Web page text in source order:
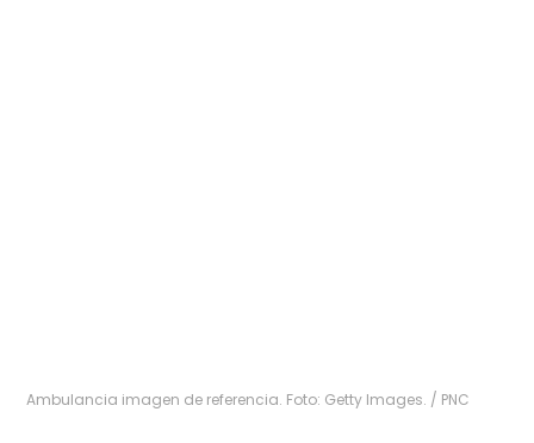
Ambulancia imagen de referencia. Foto: Getty Images. / PNC